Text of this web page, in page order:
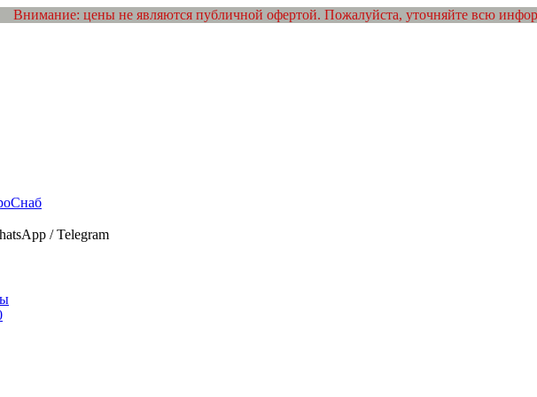
Внимание: цены не являются публичной офертой. Пожалуйста, уточняйте всю
/ Telegram